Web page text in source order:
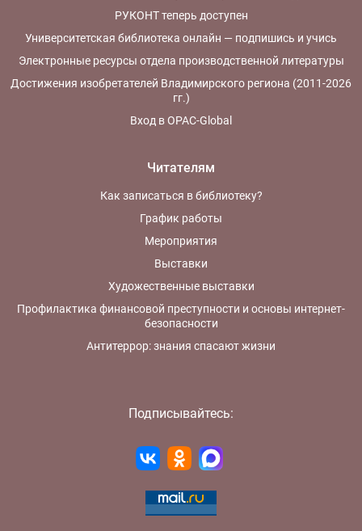
РУКОНТ теперь доступен
Университетская библиотека онлайн — подпишись и учись
Электронные ресурсы отдела производственной литературы
Достижения изобретателей Владимирского региона (2011-2026
гг.)
Вход в OPAC-Global
Читателям
Как записаться в библиотеку?
График работы
Мероприятия
Выставки
Художественные выставки
Профилактика финансовой преступности и основы интернет-
безопасности
Антитеррор: знания спасают жизни
Подписывайтесь: